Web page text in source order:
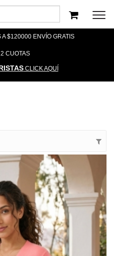
$120000 ENVÍO GRATIS
CUOTAS
CLICK AQUÍ